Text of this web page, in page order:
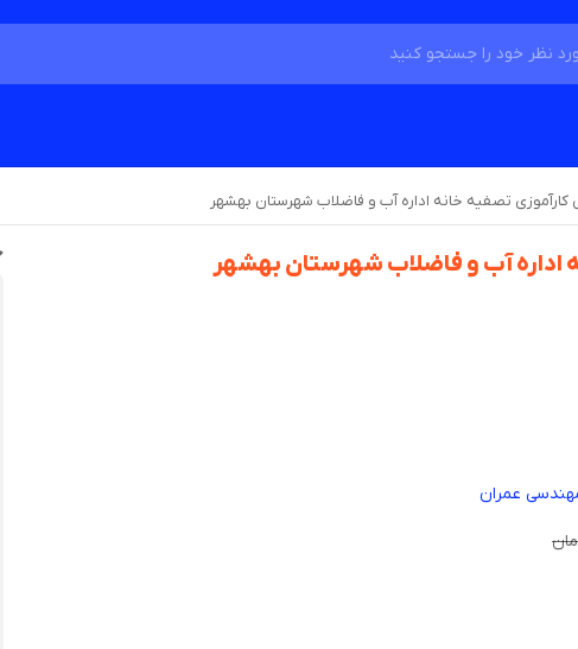
کارآموزی تصفیه خانه اداره آب و فاضلاب شهرستان بهشهر
اداره آب و فاضلاب شهرستان بهشهر
عمران